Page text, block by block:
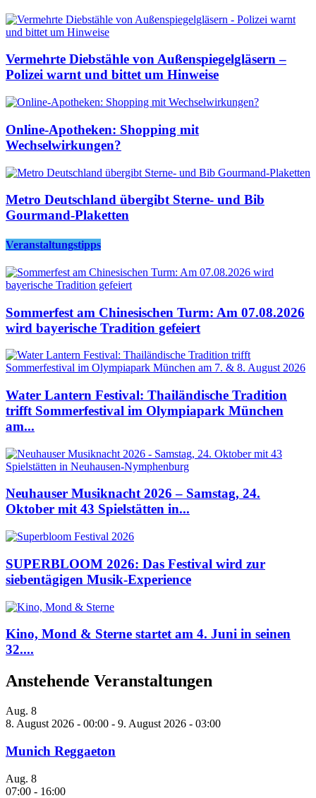
Vermehrte Diebstähle von Außenspiegelgläsern –
Polizei warnt und bittet um Hinweise
Online-Apotheken: Shopping mit
Wechselwirkungen?
Metro Deutschland übergibt Sterne- und Bib
Gourmand-Plaketten
Veranstaltungstipps
Sommerfest am Chinesischen Turm: Am 07.08.2026
wird bayerische Tradition gefeiert
Water Lantern Festival: Thailändische Tradition
trifft Sommerfestival im Olympiapark München
am...
Neuhauser Musiknacht 2026 – Samstag, 24.
Oktober mit 43 Spielstätten in...
SUPERBLOOM 2026: Das Festival wird zur
siebentägigen Musik-Experience
Kino, Mond & Sterne startet am 4. Juni in seinen
32....
Anstehende Veranstaltungen
Aug. 8
8. August 2026 - 00:00 - 9. August 2026 - 03:00
Munich Reggaeton
Aug. 8
07:00 - 16:00